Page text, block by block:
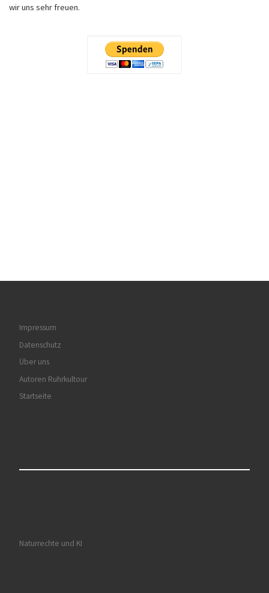
wir uns sehr freuen.
Impressum
Datenschutz
Über uns
Autoren Ruhrkultour
Startseite
Naturrechte und KI